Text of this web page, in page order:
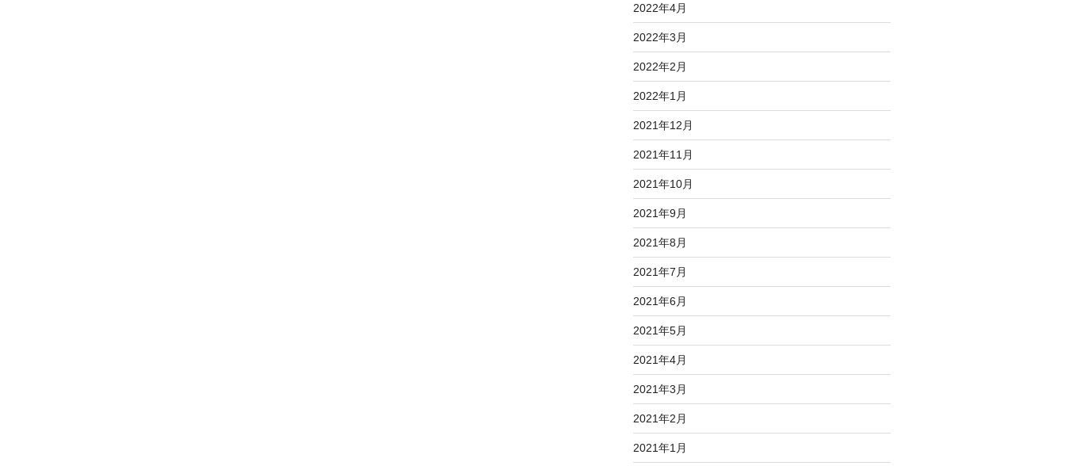
2022年4月
2022年3月
2022年2月
2022年1月
2021年12月
2021年11月
2021年10月
2021年9月
2021年8月
2021年7月
2021年6月
2021年5月
2021年4月
2021年3月
2021年2月
2021年1月